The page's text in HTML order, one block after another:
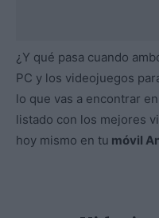
¿Y qué pasa cuando
PC y los videojuegos
lo que vas a encontrar
listado con los mejores
hoy mismo en tu móvil